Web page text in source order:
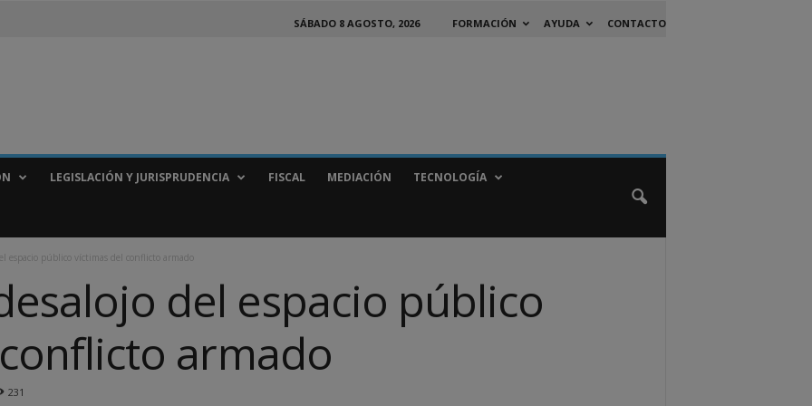
SÁBADO 8 AGOSTO, 2026 FORMACIÓN AYUDA CONTACTO
LEGISLACIÓN Y JURISPRUDENCIA FISCAL MEDIACIÓN TECNOLOGÍA
espacio público víctimas del conflicto armado
del espacio público
armado
231